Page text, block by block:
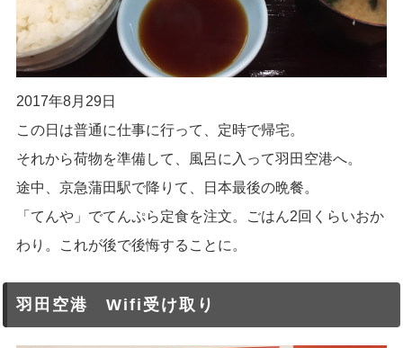
2017年8月29日
この日は普通に仕事に行って、定時で帰宅。
それから荷物を準備して、風呂に入って羽田空港へ。
途中、京急蒲田駅で降りて、日本最後の晩餐。
「てんや」でてんぷら定食を注文。ごはん2回くらいおか
わり。これが後で後悔することに。
羽田空港 Wifi受け取り